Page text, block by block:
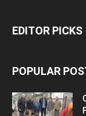
EDITOR PICKS
POPULAR